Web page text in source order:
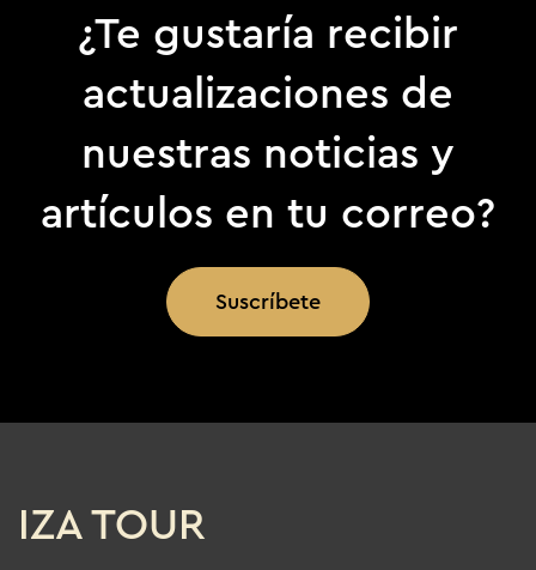
¿Te gustaría recibir
actualizaciones de
nuestras noticias y
artículos en tu correo?
Suscríbete
IZA TOUR